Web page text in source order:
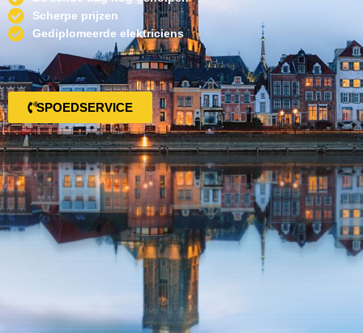
Scherpe prijzen
Gediplomeerde elektriciens
SPOEDSERVICE